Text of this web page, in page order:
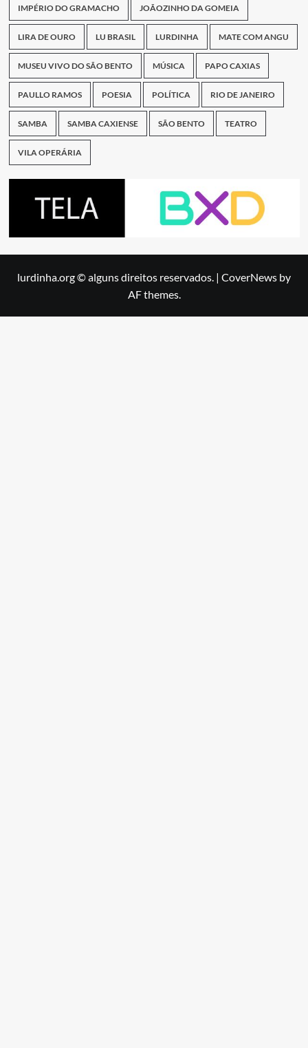
IMPÉRIO DO GRAMACHO JOÃOZINHO DA GOMEIA
LIRA DE OURO LU BRASIL LURDINHA MATE COM ANGU
MUSEU VIVO DO SÃO BENTO MÚSICA PAPO CAXIAS
PAULLO RAMOS POESIA POLÍTICA RIO DE JANEIRO
SAMBA SAMBA CAXIENSE SÃO BENTO TEATRO
VILA OPERÁRIA
lurdinha.org © alguns direitos reservados. | CoverNews by
AF themes.